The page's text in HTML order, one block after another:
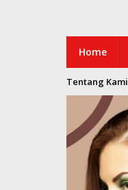
Home
Tentang Kami